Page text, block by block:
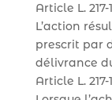
Article L.
L’action
prescrit par
délivrance
Article L.